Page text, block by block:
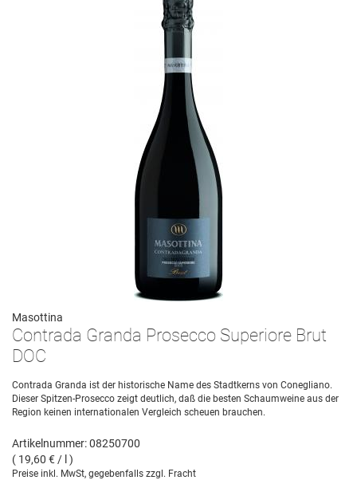
Masottina
Contrada Granda Prosecco Superiore Brut
DOC
Contrada Granda ist der historische Name des Stadtkerns von Conegliano.
Dieser Spitzen-Prosecco zeigt deutlich, daß die besten Schaumweine aus der
Region keinen internationalen Vergleich scheuen brauchen.
Artikelnummer: 08250700
( 19,60 € / l )
Preise inkl. MwSt, gegebenfalls zzgl. Fracht